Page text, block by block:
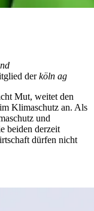
derköln ag
Mut, weitet den
Klimaschutz an. Als
und
beiden derzeit
dürfen nicht